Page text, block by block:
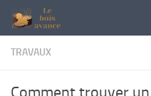
Skip to content
TRAVAUX